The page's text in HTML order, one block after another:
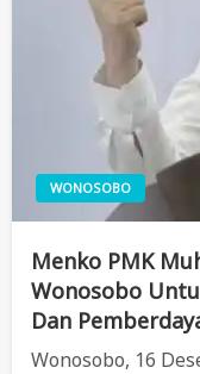
WONOSOBO
Menko PMK
Wonosobo
Dan
Wonosobo, 16